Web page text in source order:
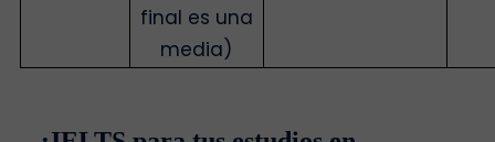
final es una
media)